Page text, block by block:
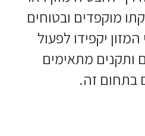
מוקפדים ובטוחים
יקפידו לפעול
ותקנים מתאימים
בתחום זה.